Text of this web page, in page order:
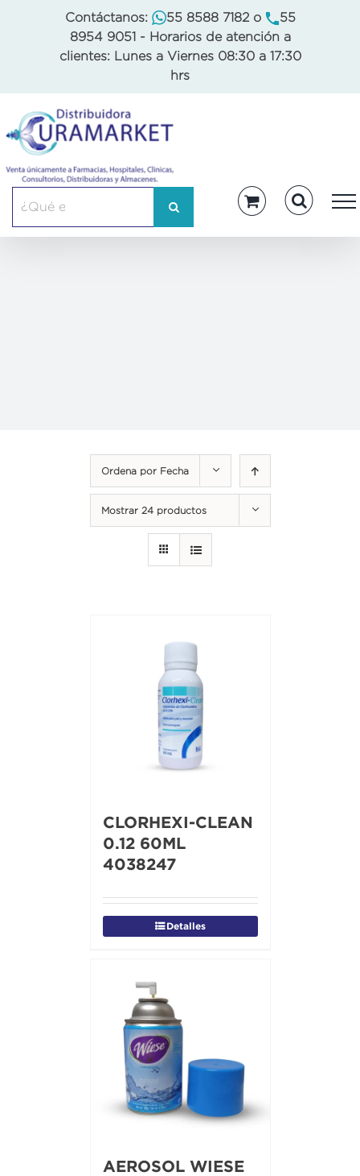
Contáctanos: 55 8588 7182o
55
8954 9051 - Horarios de atención a
clientes: Lunes a Viernes 08:30 a 17:30
hrs
Ordena por Fecha
Mostrar 24 productos
CLORHEXI-CLEAN
0.12 60ML
4038247
Detalles
AEROSOL WIESE